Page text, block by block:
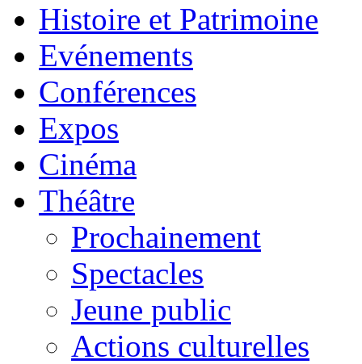
Histoire et Patrimoine
Evénements
Conférences
Expos
Cinéma
Théâtre
Prochainement
Spectacles
Jeune public
Actions culturelles